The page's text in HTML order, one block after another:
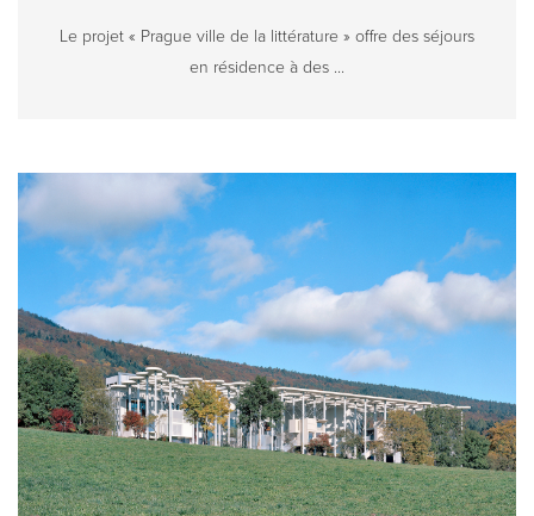
Le projet « Prague ville de la littérature » offre des séjours
en résidence à des ...